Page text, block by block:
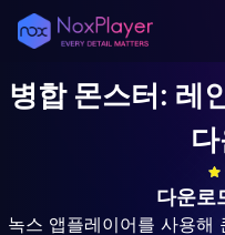
병합 몬스터: 레
다운로
녹스 앱플레이어를 사용해